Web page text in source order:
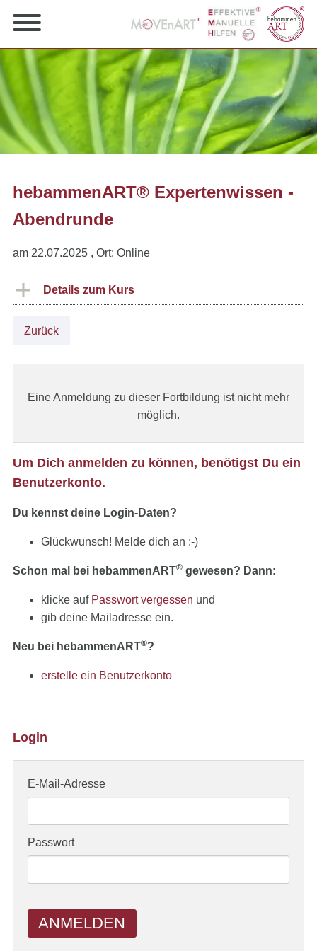
hebammenART® Expertenwissen -
Abendrunde
am 22.07.2025 , Ort: Online
Details zum Kurs
Zurück
Eine Anmeldung zu dieser Fortbildung ist nicht mehr
möglich.
Um Dich anmelden zu können, benötigst Du ein
Benutzerkonto.
Du kennst deine Login-Daten?
Glückwunsch! Melde dich an :-)
Schon mal bei hebammenART® gewesen? Dann:
klicke auf Passwort vergessen und
gib deine Mailadresse ein.
Neu bei hebammenART®?
erstelle ein Benutzerkonto
Login
E-Mail-Adresse
Passwort
ANMELDEN